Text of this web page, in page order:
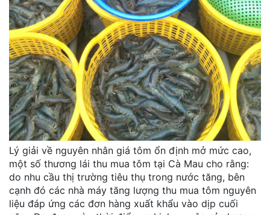
Lý giải về nguyên nhân giá tôm ổn định mở mức cao,
một số thương lái thu mua tôm tại Cà Mau cho rằng:
do nhu cầu thị trường tiêu thụ trong nước tăng, bên
cạnh đó các nhà máy tăng lượng thu mua tôm nguyên
liệu đáp ứng các đơn hàng xuất khẩu vào dịp cuối